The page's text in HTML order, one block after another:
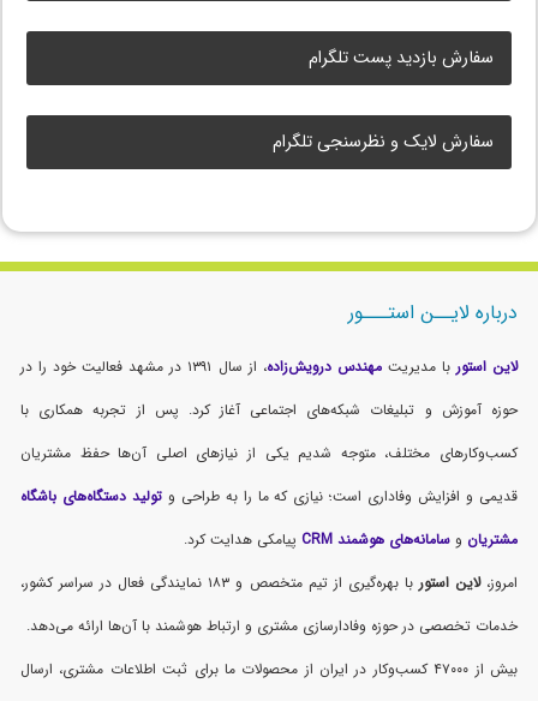
سفارش بازدید پست تلگرام
سفارش لایک و نظرسنجی تلگرام